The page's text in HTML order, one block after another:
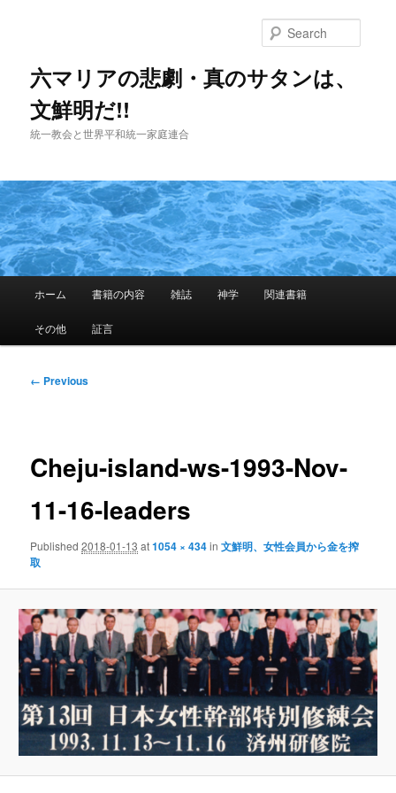
content六マリアの悲劇・真のサタンは、
文鮮明だ!!
統一教会と世界平和統一家庭連合
ホーム 書籍の内容 雑誌 神学 関連書籍
その他 証言
Image
← Previous
Cheju-island-ws-1993-Nov-
11-16-leaders
Published2018-01-13 at1054 × 434in文鮮明、女性会員から金を搾
取